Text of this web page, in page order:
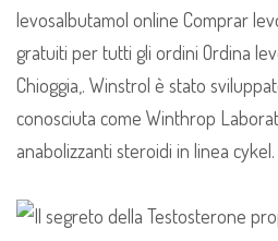
levosalbutamol online Comprar
gratuiti per tutti gli ordini Ordina
Chioggia,. Winstrol è stato
conosciuta come Winthrop
anabolizzanti steroidi in linea cykel.